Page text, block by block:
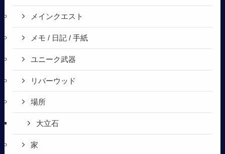
メインクエスト
メモ / 日記 / 手紙
ユニーク武器
リバーウッド
場所
大立石
家